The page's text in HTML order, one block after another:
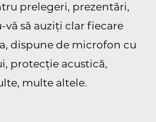
prelegeri, prezentări,
să auziți clar fiecare
dispune de microfon cu
protecție acustică,
multe altele.